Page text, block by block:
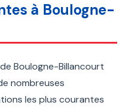
à Boulogne-
Boulogne-Billancourt
nombreuses
les plus courantes